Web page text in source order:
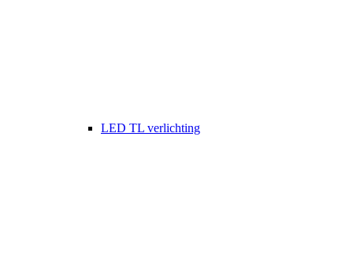
LED TL verlichting